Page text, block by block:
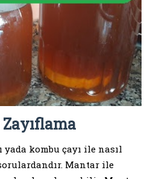
yada kombu çayı ile nasıl
Mantar ile